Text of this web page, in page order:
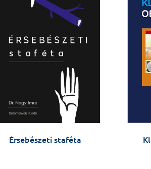
Érsebészeti staféta